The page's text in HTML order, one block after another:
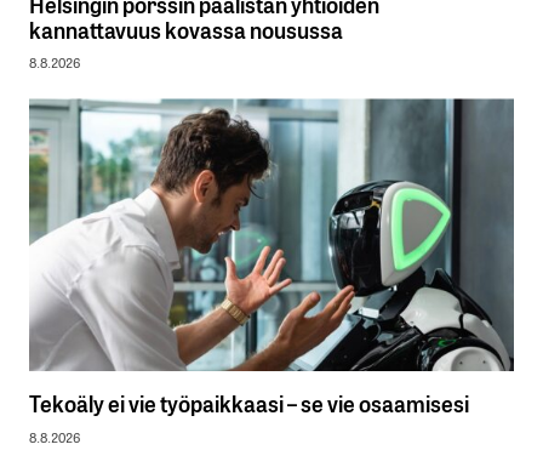
kannattavuus kovassa nousussa
8.8.2026
Tekoäly ei vie työpaikkaasi – se vie osaamisesi
8.8.2026